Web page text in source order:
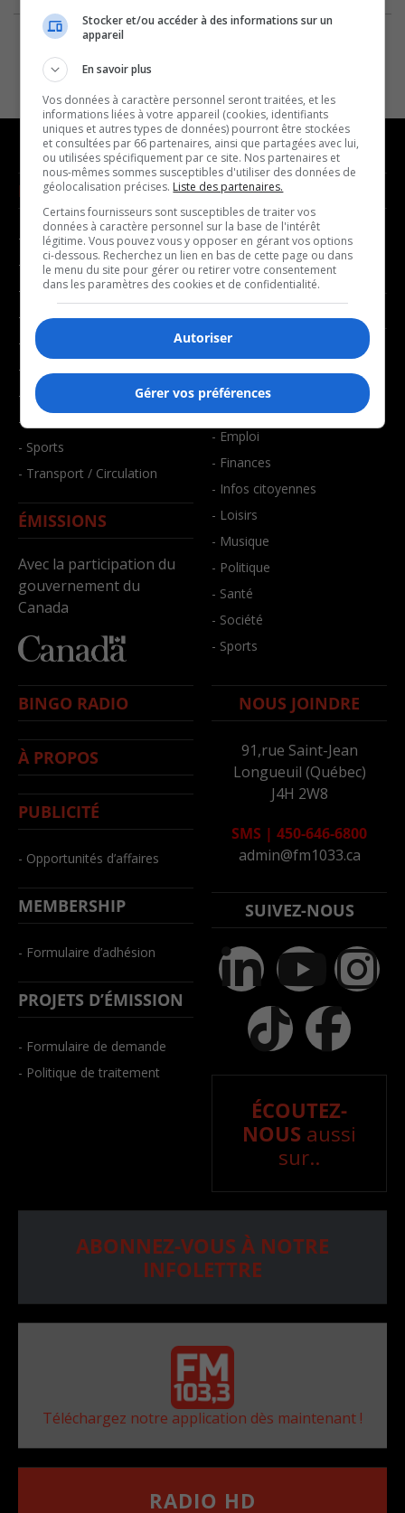
NOUVELLES
- Affaires municipales
- Communauté / Social
- Culture
- Économie
- Éducation
- Environnement
- Faits divers
- Santé et bien-être
- Sports
- Transport / Circulation
ÉMISSIONS
Avec la participation du
gouvernement du
Canada
MUSIQUE
- Décompte franco
- Joué récemment
BALADOS
- Affaires
- Art de vivre
- Bien-être
- Emploi
- Finances
- Infos citoyennes
- Loisirs
- Musique
- Politique
- Santé
- Société
- Sports
BINGO RADIO
À PROPOS
PUBLICITÉ
- Opportunités d’affaires
MEMBERSHIP
- Formulaire d’adhésion
PROJETS D’ÉMISSION
- Formulaire de demande
- Politique de traitement
NOUS JOINDRE
91,rue Saint-Jean
Longueuil (Québec)
J4H 2W8
SMS | 450-646-6800
admin@fm1033.ca
SUIVEZ-NOUS
ÉCOUTEZ-
NOUS aussi
sur..
ABONNEZ-VOUS À NOTRE
INFOLETTRE
Téléchargez notre application dès maintenant !
RADIO HD
Stocker et/ou accéder à des informations sur un
appareil
En savoir plus
Vos données à caractère personnel seront traitées, et les
informations liées à votre appareil (cookies, identifiants
uniques et autres types de données) pourront être stockées
et consultées par 66 partenaires, ainsi que partagées avec lui,
ou utilisées spécifiquement par ce site. Nos partenaires et
nous-mêmes sommes susceptibles d'utiliser des données de
géolocalisation précises. Liste des partenaires.
Certains fournisseurs sont susceptibles de traiter vos
données à caractère personnel sur la base de l'intérêt
légitime. Vous pouvez vous y opposer en gérant vos options
ci-dessous. Recherchez un lien en bas de cette page ou dans
le menu du site pour gérer ou retirer votre consentement
dans les paramètres des cookies et de confidentialité.
Autoriser
Gérer vos préférences